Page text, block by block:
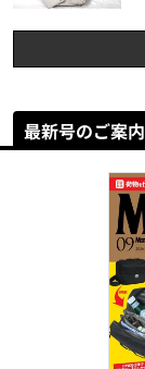
最新号のご案内